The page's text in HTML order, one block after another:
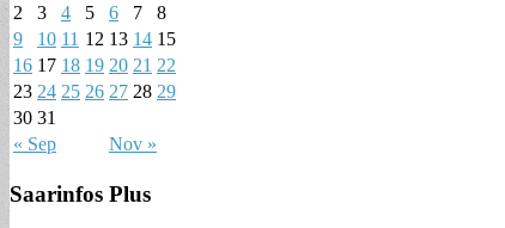
« Sep Nov »
2
3 4 5 6 7
8
9
10 11 12 13 14 15
16 17 18 19 20 21 22
23 24 25 26 27 28 29
30 31
Saarinfos Plus